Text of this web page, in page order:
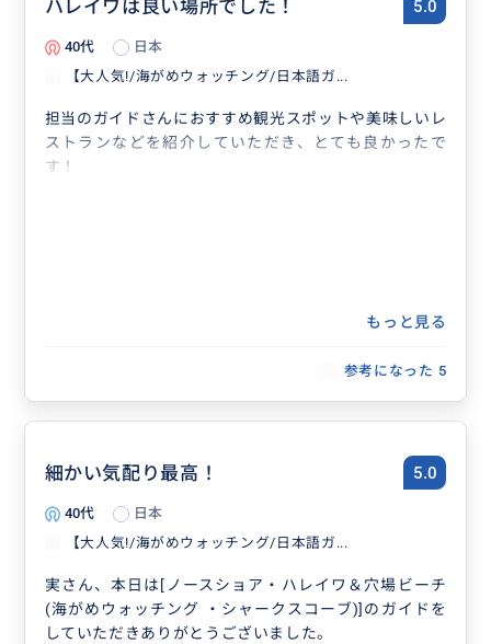
ハレイワは良い場所でした！ 5.0
40代
日本
【大人気!/海がめウォッチング/日本語ガ...
担当のガイドさんにおすすめ観光スポットや美味しいレ
ストランなどを紹介していただき、とても良かったで
す！
もっと見る
参考になった 5
細かい気配り最高！ 5.0
40代
日本
【大人気!/海がめウォッチング/日本語ガ...
実さん、本日は[ノースショア・ハレイワ＆穴場ビーチ
(海がめウォッチング ・シャークスコーブ)]のガイドを
していただきありがとうございました。